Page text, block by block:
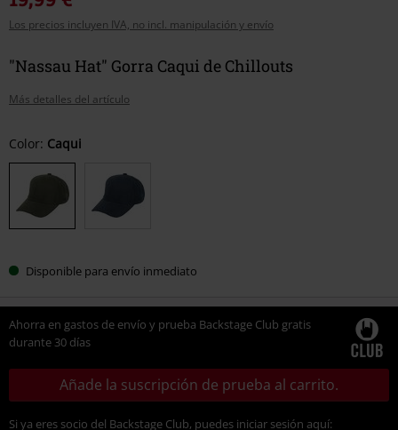
Los precios incluyen IVA, no incl. manipulación y envío
"Nassau Hat" Gorra Caqui de Chillouts
Más detalles del artículo
Elige
tu
talla
Color: Caqui
Disponible para envío inmediato
Ahorra en gastos de envío y prueba Backstage Club gratis
durante 30 días
Añade la suscripción de prueba al carrito.
Si ya eres socio del Backstage Club, puedes iniciar sesión aquí: